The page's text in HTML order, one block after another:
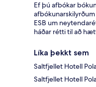
Ef þú afbókar
ESB um
háðar rétti til að
Líka þekkt sem
Saltfjellet Hotell
Saltfjellet Hotell